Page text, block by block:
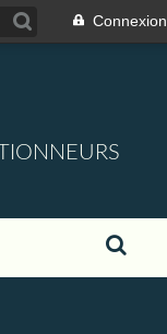
Connexion